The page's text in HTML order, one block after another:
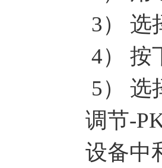
3）
选
4）
按
5）
选
调节-
设备中